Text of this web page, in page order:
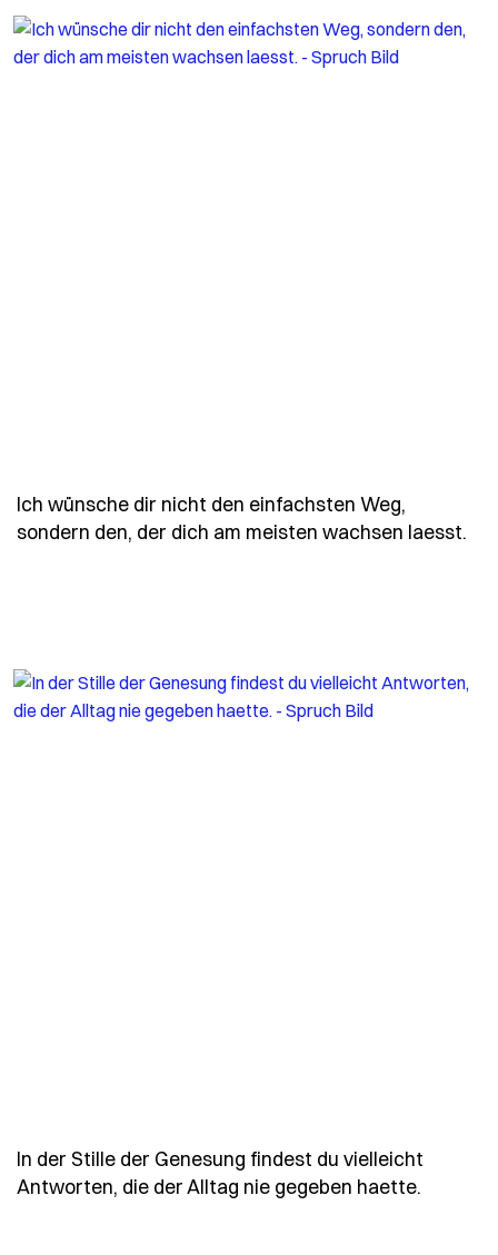
Ich wünsche dir nicht den einfachsten Weg,
sondern den, der dich am meisten wachsen laesst.
In der Stille der Genesung findest du vielleicht
Antworten, die der Alltag nie gegeben haette.